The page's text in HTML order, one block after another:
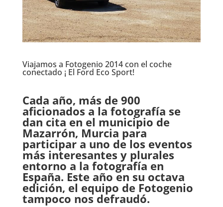
Viajamos a Fotogenio 2014 con el coche
conectado ¡ El Ford Eco Sport!
Cada año, más de 900
aficionados a la fotografía se
dan cita en el municipio de
Mazarrón, Murcia para
participar a uno de los eventos
más interesantes y plurales
entorno a la fotografía en
España. Este año en su octava
edición, el equipo de Fotogenio
tampoco nos defraudó.